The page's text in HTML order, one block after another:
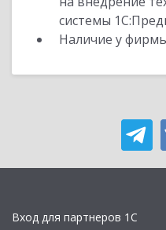
системы
Наличие у фирмы
Вход для партнеров 1С